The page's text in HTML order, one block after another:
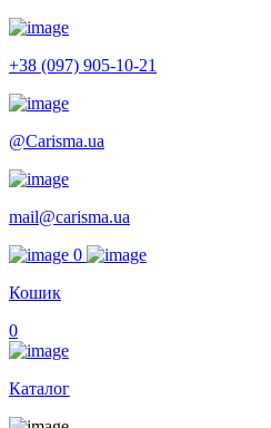
+38 (097) 905-10-21
@Carisma.ua
mail@carisma.ua
0
Кошик
0
Каталог